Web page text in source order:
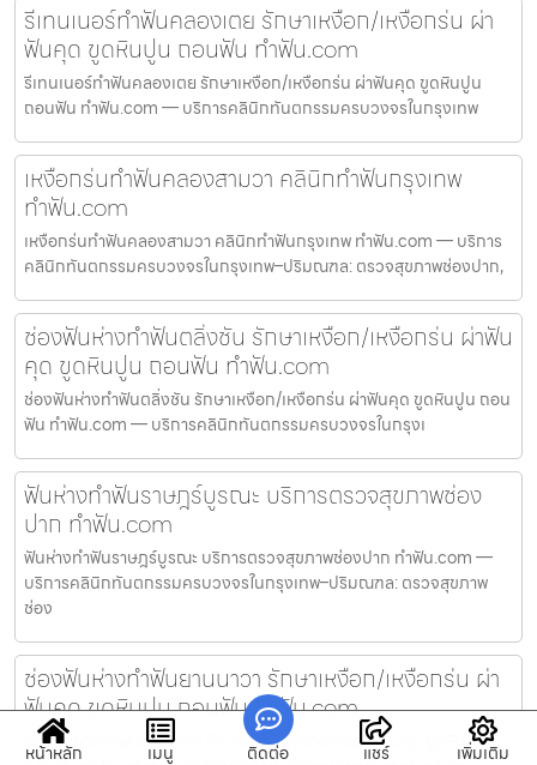
รีเทนเนอร์ทำฟันคลองเตย รักษาเหงือก/เหงือกร่น ผ่า
ฟันคุด ขูดหินปูน ถอนฟัน ทำฟัน.com
รีเทนเนอร์ทำฟันคลองเตย รักษาเหงือก/เหงือกร่น ผ่าฟันคุด ขูดหินปูน
ถอนฟัน ทำฟัน.com — บริการคลินิกทันตกรรมครบวงจรในกรุงเทพ
เหงือกร่นทำฟันคลองสามวา คลินิกทำฟันกรุงเทพ
ทำฟัน.com
เหงือกร่นทำฟันคลองสามวา คลินิกทำฟันกรุงเทพ ทำฟัน.com — บริการ
คลินิกทันตกรรมครบวงจรในกรุงเทพ–ปริมณฑล: ตรวจสุขภาพช่องปาก,
ช่องฟันห่างทำฟันตลิ่งชัน รักษาเหงือก/เหงือกร่น ผ่าฟัน
คุด ขูดหินปูน ถอนฟัน ทำฟัน.com
ช่องฟันห่างทำฟันตลิ่งชัน รักษาเหงือก/เหงือกร่น ผ่าฟันคุด ขูดหินปูน ถอน
ฟัน ทำฟัน.com — บริการคลินิกทันตกรรมครบวงจรในกรุงเ
ฟันห่างทำฟันราษฎร์บูรณะ บริการตรวจสุขภาพช่อง
ปาก ทำฟัน.com
ฟันห่างทำฟันราษฎร์บูรณะ บริการตรวจสุขภาพช่องปาก ทำฟัน.com —
บริการคลินิกทันตกรรมครบวงจรในกรุงเทพ–ปริมณฑล: ตรวจสุขภาพ
ช่อง
ช่องฟันห่างทำฟันยานนาวา รักษาเหงือก/เหงือกร่น ผ่า
ฟันคุด ขูดหินปูน ถอนฟัน ทำฟัน.com
ช่องฟันห่างทำฟันยานนาวา รักษาเหงือก/เหงือกร่น ผ่าฟันคุด ขูดหินปูน
หน้าหลัก เมนู ติดต่อ แชร์ เพิ่มเติม